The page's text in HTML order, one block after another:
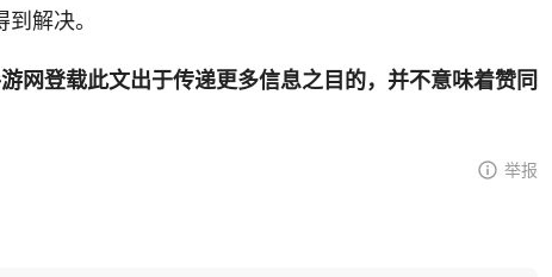
解决。
网登载此文出于传递更多信息之目的，并不意味着赞同
举报